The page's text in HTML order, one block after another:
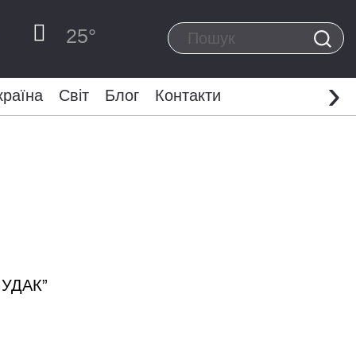
25°
Світ Блог Контакти ›